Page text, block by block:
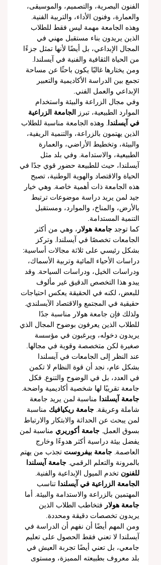
الفنون البصرية، والتصميم، والموسيقى،
والعمارة، وفنون الأداء، والتربية الفنية.
وهذه الجامعة مهمة ليس فقط للطلاب
الذين يريدون بناء مستقبل مهني في
المجال الإبداعي، بل أيضًا لأنها تمثل جزءًا
من الحياة الثقافية والفنية في آيسلندا.
ومن يختارها غالبًا يكون باحثًا عن مساحة
تجمع بين الدراسة الأكاديمية والتعبير
الإبداعي والعمل الفني.
وفي مجال الزراعة والبيئة واستخدام
الموارد الطبيعية، تبرز
الجامعة الزراعية
في آيسلندا
. وهذه الجامعة مناسبة للطلاب
الذين يهتمون بالزراعة، والتنمية الريفية،
والبيئة، وتخطيط الأراضي، والعمارة
الطبيعية، والاستدامة. وفي بلد مثل
آيسلندا، حيث للطبيعة حضور قوي جدًا في
الحياة والاقتصاد والهوية الوطنية، تصبح
هذه الجامعة ذات أهمية خاصة. وهي خيار
جيد لمن يريد دراسة موضوعات ترتبط
بالأرض، والمناخ، والموارد، ومستقبل
التنمية المستدامة.
كما توجد جامعة هولار ، وهي من أكثر
الجامعات تخصصًا في آيسلندا. وتركز
بشكل رئيسي على ثلاثة مجالات أساسية:
دراسات الأحياء المائية وتربية الأسماك،
ودراسات الخيل، ودراسات السياحة. وقد
يبدو هذا التخصص الدقيق غير مألوف
للبعض، لكنه في الحقيقة يعكس احتياجات
حقيقية في المجتمع والاقتصاد الآيسلندي.
ولذلك فإن جامعة هولار مناسبة جدًا
للطلاب الذين يعرفون بوضوح المجال الذي
يريدون دخوله، ويرغبون في مؤسسة
صغيرة لكن متخصصة وقوية في مجالها.
عند النظر إلى الجامعات في آيسلندا
بشكل عام، نجد أن قوة النظام لا تكمن
في العدد، بل في الوضوح والتنوع. فكل
جامعة تقريبًا لها شخصية أكاديمية واضحة.
جامعة آيسلندا مناسبة لمن يريد جامعة
شاملة وعريقة. جامعة ريكيافيك مناسبة
لمن يبحث عن الحداثة والابتكار والارتباط
بسوق العمل. جامعة أكوريري مناسبة لمن
يفضل بيئة دراسية أكثر هدوءًا وخارج
العاصمة. جامعة بيفروست تجذب من يهتم
بالمرونة والتعلم الرقمي. جامعة آيسلندا
للفنون تخدم الميول الإبداعية والفنية.
الجامعة الزراعية في آيسلندا تناسب
المهتمين بالزراعة والاستدامة والبيئة. أما
جامعة هولار فتخاطب الطلاب الذين
يريدون تخصصات دقيقة ومحددة.
ومن المهم أيضًا أن نفهم أن الدراسة في
آيسلندا لا تعني فقط الحصول على تعليم
جامعي، بل تعني أيضًا تجربة العيش في
بلد معروف بطبيعته المميزة، ومستوى